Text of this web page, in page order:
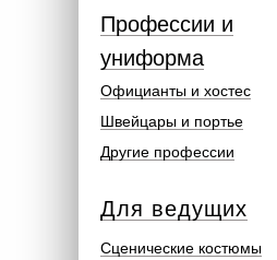
Официанты и хостес
Швейцары и портье
Другие профессии
Профессии и
униформа
Сценические костюмы
Для ведущих